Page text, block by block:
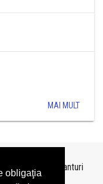
obligaţia
MAI MULT
baza ultimelor bilanturi